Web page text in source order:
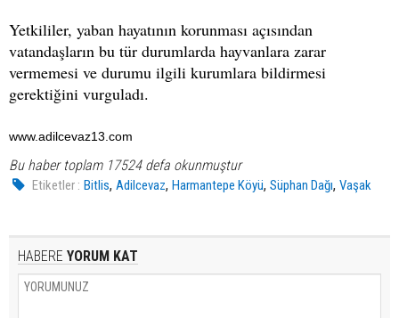
Yetkililer, yaban hayatının korunması açısından
vatandaşların bu tür durumlarda hayvanlara zarar
vermemesi ve durumu ilgili kurumlara bildirmesi
gerektiğini vurguladı.
www.adilcevaz13.com
Bu haber toplam 17524 defa okunmuştur
Etiketler : Bitlis,Adilcevaz,Harmantepe Köyü,Süphan Dağı,Vaşak
HABERE YORUM KAT